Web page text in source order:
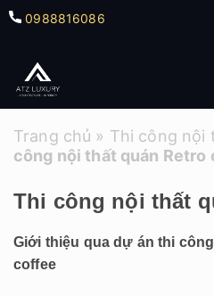
0988816086
Trang chủ » Thi công nội
công nội thất quán Retro
Thi công nội thất
Giới thiệu qua dự án thi
coffee